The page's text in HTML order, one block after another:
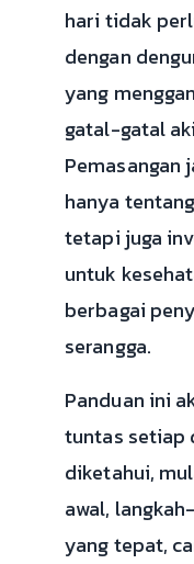
hari tidak
dengan
yang
gatal-gatal
Pemasangan
hanya
tetapi juga
untuk
berbagai
serangga.
Panduan ini
tuntas setiap
diketahui,
awal,
yang tepat,